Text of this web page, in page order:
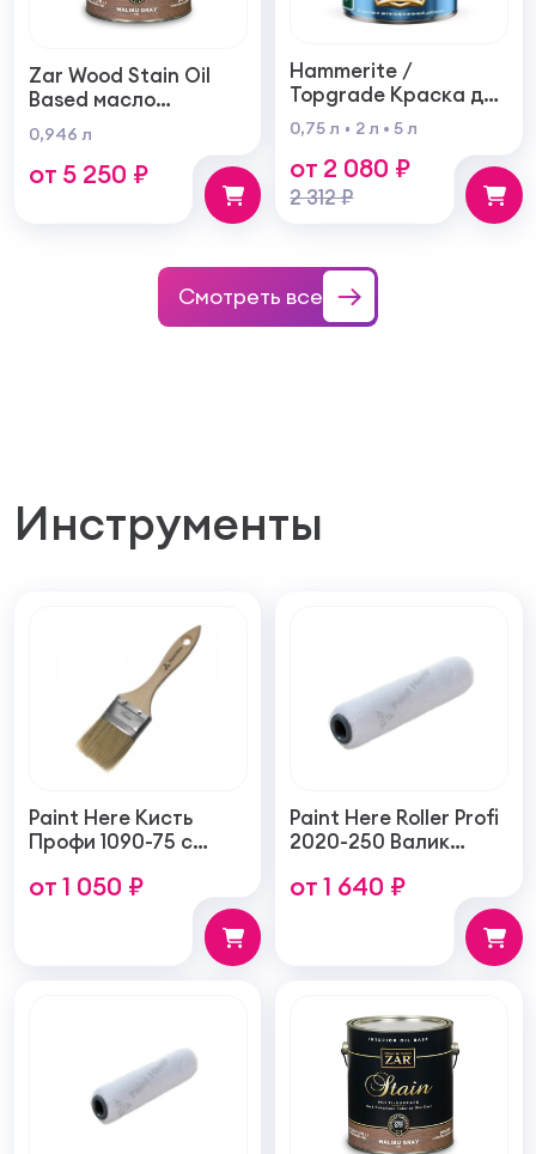
Zar Wood Stain Oil
Based масло
тонирующая по
дереву
0,946 л
от 5 250 ₽
Hammerite /
Topgrade Краска для
металла с
молотковым
эффектом
0,75 л 2 л 5 л
от 2 080 ₽
2 312 ₽
Смотреть все
Инструменты
Paint Here Кисть
Профи 1090-75 с
щетиной плоская
от 1 050 ₽
Paint Here Roller Profi
2020-250 Валик
тонкую гладкую
структуру покрытия
от 1 640 ₽